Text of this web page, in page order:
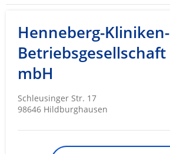
Henneberg-Kliniken-
Betriebsgesellschaft
mbH
Schleusinger Str. 17
98646 Hildburghausen